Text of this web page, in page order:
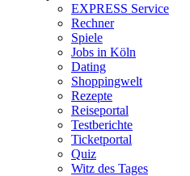
EXPRESS Service
Rechner
Spiele
Jobs in Köln
Dating
Shoppingwelt
Rezepte
Reiseportal
Testberichte
Ticketportal
Quiz
Witz des Tages